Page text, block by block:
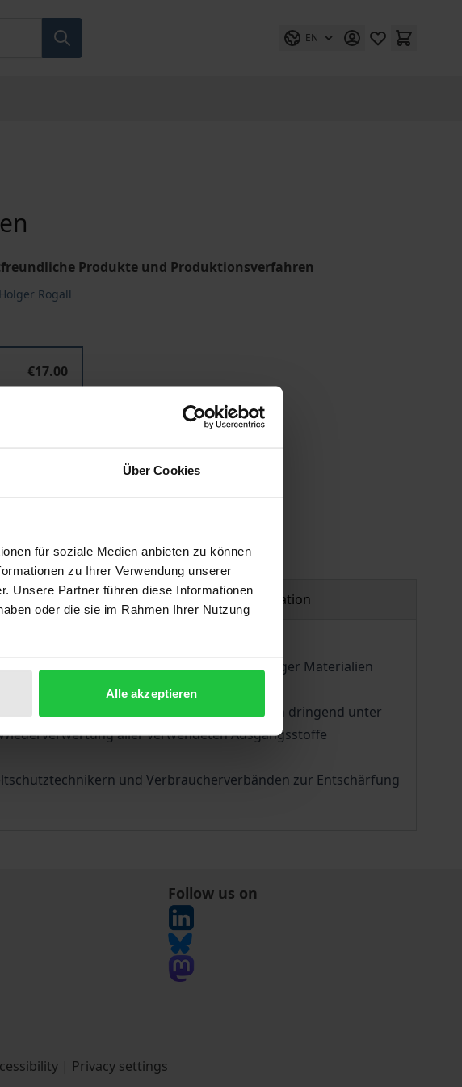
Über Cookies
für soziale Medien anbieten zu können
zu Ihrer Verwendung unserer
Unsere Partner führen diese Informationen
oder die sie im Rahmen Ihrer Nutzung
Alle akzeptieren
EN
Produkte und Produktionsverfahren
Holger Rogall
€17.00
Product safety information
Katastrophe. Tausende Tonnen hochwertiger Materialien
unsere Umwelt.
sowie die Herstellungsverfahren müssen dringend unter
aller verwendeten Ausgangsstoffe
und Verbraucherverbänden zur Entschärfung
Follow us on
| Privacy settings